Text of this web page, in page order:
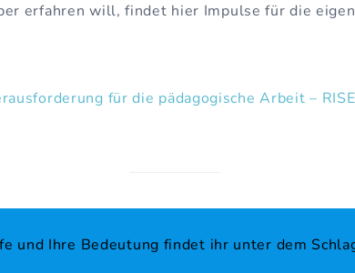
erfahren will, findet hier Impulse für die
für die pädagogische Arbeit –
und Ihre Bedeutung findet ihr unter dem